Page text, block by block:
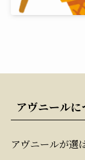
アヴニールに
アヴニールが選